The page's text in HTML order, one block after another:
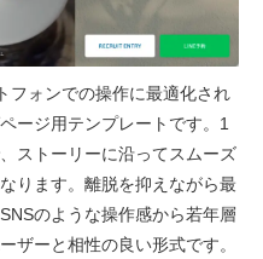
フォンでの操作に最適化され
ージ用テンプレートです。1
ストーリーに沿ってスムーズ
ります。離脱を抑えながら最
のような操作感から若年層
ザーと相性の良い形式です。